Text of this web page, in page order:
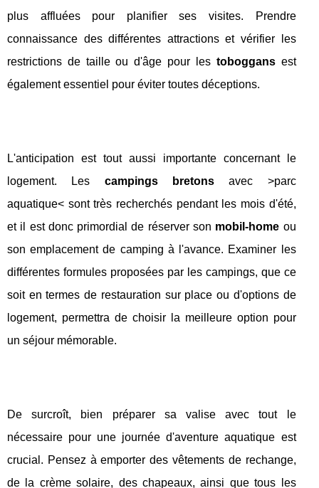
plus affluées pour planifier ses visites. Prendre
connaissance des différentes attractions et vérifier les
restrictions de taille ou d'âge pour les toboggansest
également essentiel pour éviter toutes déceptions.
L'anticipation est tout aussi importante concernant le
logement. Les campings bretonsavec >parc
aquatique< sont très recherchés pendant les mois d'été,
et il est donc primordial de réserver son mobil-home ou
son emplacement de camping à l'avance. Examiner les
différentes formules proposées par les campings, que ce
soit en termes de restauration sur place ou d'options de
logement, permettra de choisir la meilleure option pour
un séjour mémorable.
De surcroît, bien préparer sa valise avec tout le
nécessaire pour une journée d'aventure aquatique est
crucial. Pensez à emporter des vêtements de rechange,
de la crème solaire, des chapeaux, ainsi que tous les